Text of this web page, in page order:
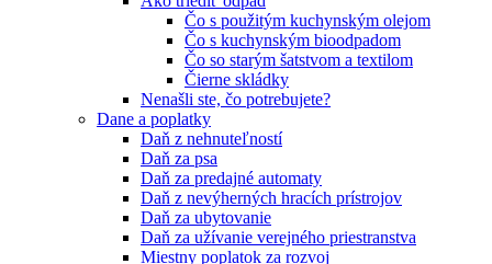
Čo s použitým kuchynským olejom
Čo s kuchynským bioodpadom
Čo so starým šatstvom a textilom
Čierne skládky
Nenašli ste, čo potrebujete?
Dane a poplatky
Daň z nehnuteľností
Daň za psa
Daň za predajné automaty
Daň z nevýherných hracích prístrojov
Daň za ubytovanie
Daň za užívanie verejného priestranstva
Miestny poplatok za rozvoj